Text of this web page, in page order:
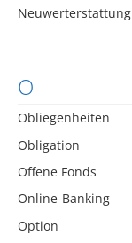
Neuwerterstattung
O
Obliegenheiten
Obligation
Offene Fonds
Online-Banking
Option